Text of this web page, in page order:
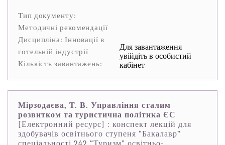
Тип документу:
Методичні рекомендації
Дисципліна: Інновації в
готельній індустрії
Кількість завантажень:
Для завантаження
увійдіть в особистий
кабінет
Мірзодаєва, Т. В. Управління сталим
розвитком та туристична політика ЄС
[Електронний ресурс] : конспект лекцій для
здобувачів освітнього ступеня “Бакалавр”